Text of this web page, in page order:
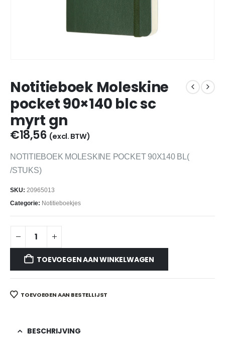
Notitieboek Moleskine
pocket 90×140 blc sc
myrt gn
€18,56 (excl. BTW)
NOTITIEBOEK MOLESKINE POCKET 90X140 BL(
/STUKS)
SKU: 20965013
Categorie: Notitieboekjes
TOEVOEGEN AAN WINKELWAGEN
TOEVOEGEN AAN BESTELLIJST
BESCHRIJVING